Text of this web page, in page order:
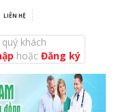
LIÊN HỆ
khách
hoặcĐăng ký